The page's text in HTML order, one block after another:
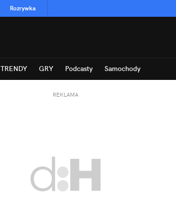
Rozrywka
TRENDY GRY Podcasty Samochody
REKLAMA